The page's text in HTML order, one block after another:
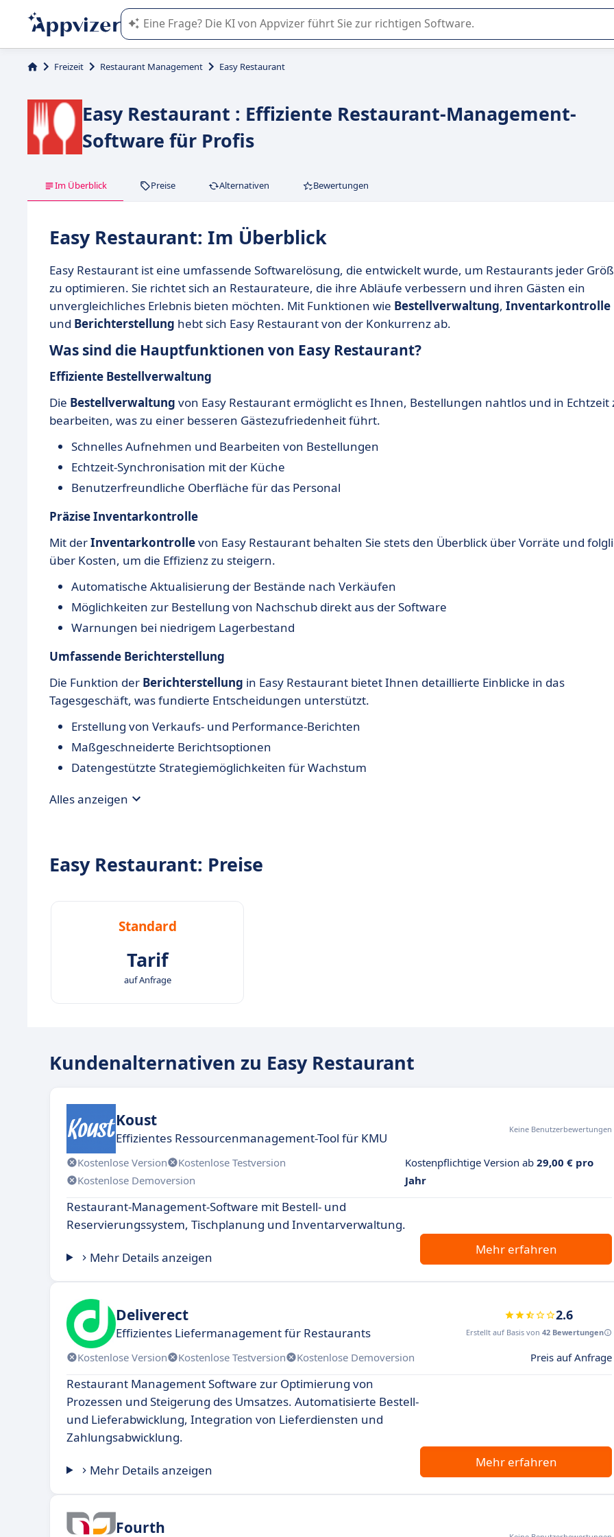
Die KI von Appvizer führt Sie bei der Nutzung oder Auswahl von SaaS-Software in Unternehmen.
Freizeit Restaurant Management Easy Restaurant
Easy Restaurant : Effiziente Restaurant-Management-
Software für Profis
Im Überblick Preise Alternativen Bewertungen
Easy Restaurant: Im Überblick
Easy Restaurant ist eine umfassende Softwarelösung, die entwickelt wurde, um Restaurants jeder
zu optimieren. Sie richtet sich an Restaurateure, die ihre Abläufe verbessern und ihren Gästen ein
unvergleichliches Erlebnis bieten möchten. Mit Funktionen wie Bestellverwaltung, Inventarkontrolle
und Berichterstellung hebt sich Easy Restaurant von der Konkurrenz ab.
Was sind die Hauptfunktionen von Easy Restaurant?
Effiziente Bestellverwaltung
Die Bestellverwaltung von Easy Restaurant ermöglicht es Ihnen, Bestellungen nahtlos und in Echtzeit
bearbeiten, was zu einer besseren Gästezufriedenheit führt.
Schnelles Aufnehmen und Bearbeiten von Bestellungen
Echtzeit-Synchronisation mit der Küche
Benutzerfreundliche Oberfläche für das Personal
Präzise Inventarkontrolle
Mit derInventarkontrollevon Easy Restaurant behalten Sie stets den Überblick über Vorräte und
über Kosten, um die Effizienz zu steigern.
Automatische Aktualisierung der Bestände nach Verkäufen
Möglichkeiten zur Bestellung von Nachschub direkt aus der Software
Warnungen bei niedrigem Lagerbestand
Umfassende Berichterstellung
Die Funktion der Berichterstellung in Easy Restaurant bietet Ihnen detaillierte Einblicke in das
Tagesgeschäft, was fundierte Entscheidungen unterstützt.
Erstellung von Verkaufs- und Performance-Berichten
Maßgeschneiderte Berichtsoptionen
Datengestützte Strategiemöglichkeiten für Wachstum
Alles anzeigen
Easy Restaurant: Preise
Standard
Tarif
auf Anfrage
Kundenalternativen zu Easy Restaurant
Koust
Effizientes Ressourcenmanagement-Tool für KMU
Keine Benutzerbewertungen
Kostenlose Version
Kostenlose Testversion
Kostenlose Demoversion
Kostenpflichtige Version ab29,00 € pro
Jahr
Restaurant-Management-Software mit Bestell- und
Reservierungssystem, Tischplanung und Inventarverwaltung.
Mehr Details anzeigen
Mehr erfahren
Deliverect
Effizientes Liefermanagement für Restaurants
2.6
Erstellt auf Basis von 42 Bewertungen
Kostenlose Version Kostenlose Testversion Kostenlose Demoversion Preis auf Anfrage
Restaurant Management Software zur Optimierung von
Prozessen und Steigerung des Umsatzes. Automatisierte Bestell-
und Lieferabwicklung, Integration von Lieferdiensten und
Zahlungsabwicklung.
Mehr Details anzeigen
Mehr erfahren
Fourth